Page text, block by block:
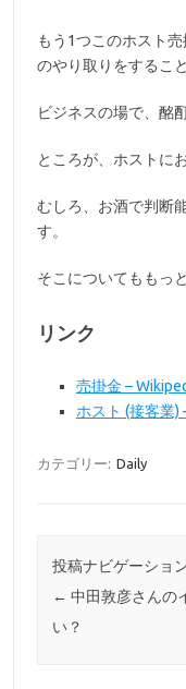
もう1つこのホスト
のやり取りをするこ
ビジネスの場で、酩
ところが、ホストに
むしろ、お酒で判断
す。
そこについてももっ
リンク
売掛金 –
ホスト (接客業)
カテゴリー: Daily
投稿ナビゲーショ
← 中田敦彦さんの
い？